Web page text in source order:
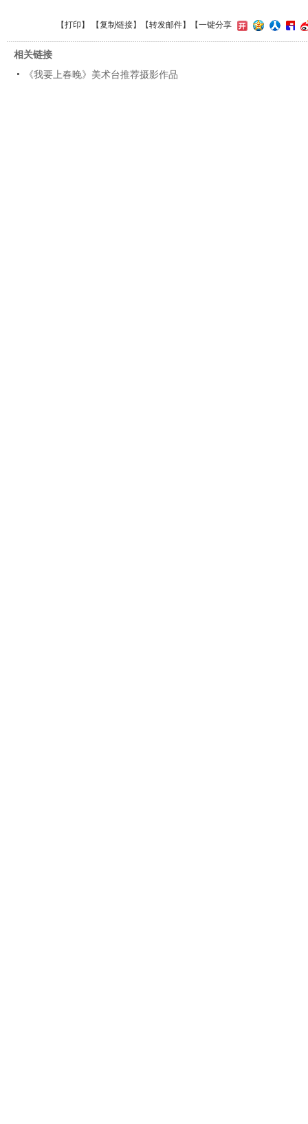
【打印 】 【复制链接】【转发邮件】 【一键分享
相关链接
《我要上春晚》美术台推荐摄影作品